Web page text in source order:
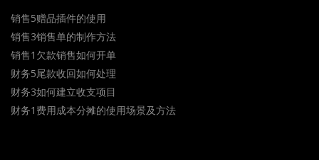
销售5赠品插件的使用
销售3销售单的制作方法
销售1欠款销售如何开单
财务5尾款收回如何处理
财务3如何建立收支项目
财务1费用成本分摊的使用场景及方法